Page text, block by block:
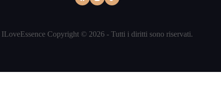
ILoveEssence Copyright © 2026 - Tutti i diritti sono riservati.